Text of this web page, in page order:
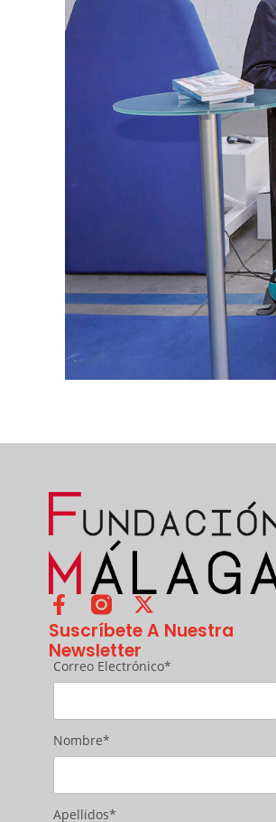
Suscríbete A Nuestra
Newsletter
Correo Electrónico*
Nombre*
Apellidos*